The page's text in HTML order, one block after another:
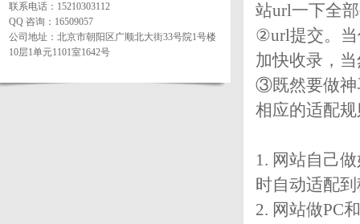
联系电话： 15210303112
QQ 咨询：16509057
公司地址：北京市朝阳区广顺北大街33号院1号楼
10层1单元1101室1642号
站url一下全
②url提交。当
加快收录，
③既然要做神
相应的适配
1. 网站自己
时自动适配
2. 网站做PC